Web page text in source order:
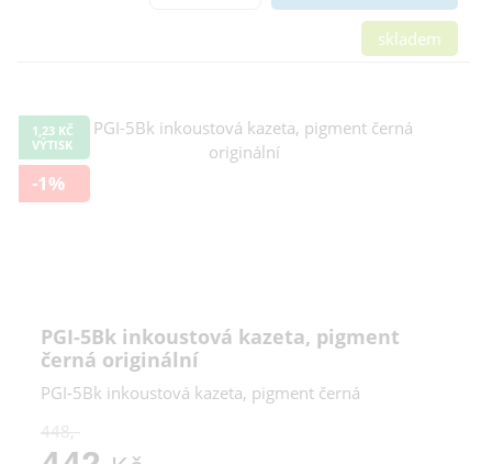
skladem
1,23 KČ
VÝTISK
-1%
PGI-5Bk inkoustová kazeta, pigment
černá originální
PGI-5Bk inkoustová kazeta, pigment černá
448,-